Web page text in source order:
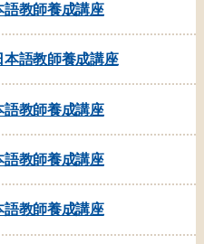
教師養成講座
語教師養成講座
教師養成講座
語教師養成講座
教師養成講座